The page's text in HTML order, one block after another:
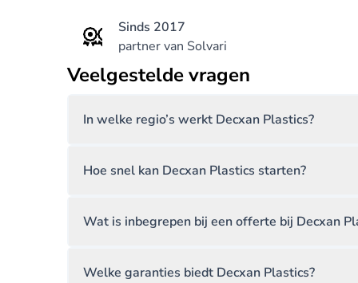
Sinds 2017
partner van Solvari
Veelgestelde vragen
In welke regio’s werkt Decxan Plastics?
Hoe snel kan Decxan Plastics starten?
Wat is inbegrepen bij een offerte bij Decxan
Welke garanties biedt Decxan Plastics?